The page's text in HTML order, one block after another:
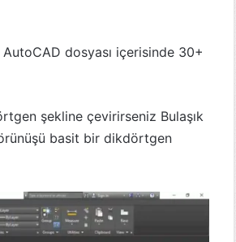
AutoCAD dosyası içerisinde 30+
şekline çevirirseniz Bulaşık
basit bir dikdörtgen